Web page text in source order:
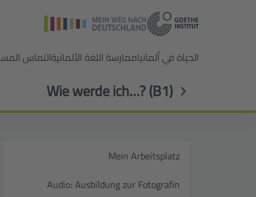
الحياة في ألمانياممارسة اللغة الألمانيةالتماس
Wie werde ich…? (B1)
Mein Arbeitsplatz
Audio: Ausbildung zur Fotografin